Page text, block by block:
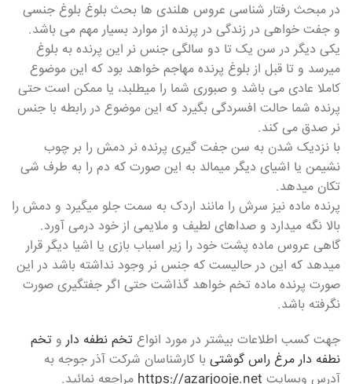
در مبحث رفتار شناسی عروس هلندی ها بحث بلوغ بلوغ جنسی
و جفت خواهی در زندگی در پرنده از موارد بسیار مهم می باشد.
یکی دیگر در سن یک تا دو سالگی جنس نر این پرنده به بلوغ
میرسد و تا قبل از بلوغ پرنده مهاجم خواهد بود که این موضوع
کاملا عادی می باشد و صبوری شما را میطلبد، یا ممکن است حتی
پرنده شما حالت افسردگی بگیرد که این موضوع در رابطه با جنس
نر صدق می کند.
با نزدیک شدن به سن جفت گیری پرنده نر دمش را بر چوب
نشیمن یا اشیای دیگر میمالد به این صورت که دم را به طرف شی
تکان میدهد.
پرنده ماده نیز سرش را مانند اردک به سمت جلو میگیرد و دمش را
بالا نگه میدارد و صداهای لطیف و ملایمی از خود درمی آورد.
گاهی عروس ماده پشت خود را زیر اسباب بازی یا اشیا دیگر قرار
میدهد که این در حالیست که جنس نر وجود نداشته باشد در این
صورت پرنده ماده تخم خواهد گذاشت حتی اگر جفتگیری صورت
نگرفته باشد.
جهت کسب اطلاعات بیشتر در مورد انواع تخم نطفه دارو تخم
نطفه دار مرغ راس گوشتی با کارشناسان شرکت آذر جوجه به
آدرس وبسایت https://azarjooje.net مراجعه نمائید.